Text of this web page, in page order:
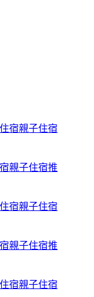
親子住宿推
親子住宿推